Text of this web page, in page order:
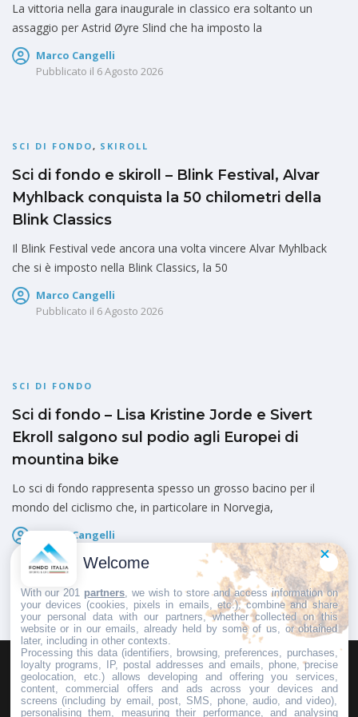
La vittoria nella gara inaugurale in classico era soltanto un
assaggio per Astrid Øyre Slind che ha imposto la
Marco Cangelli
Pubblicato il 6 Agosto 2026
SCI DI FONDO, SKIROLL
Sci di fondo e skiroll – Blink Festival, Alvar
Myhlback conquista la 50 chilometri della
Blink Classics
Il Blink Festival vede ancora una volta vincere Alvar Myhlback
che si è imposto nella Blink Classics, la 50
Marco Cangelli
Pubblicato il 6 Agosto 2026
SCI DI FONDO
Sci di fondo – Lisa Kristine Jorde e Sivert
Ekroll salgono sul podio agli Europei di
mountina bike
Lo sci di fondo rappresenta spesso un grosso bacino per il
mondo del ciclismo che, in particolare in Norvegia,
Marco Cangelli
Pubblicato il
HOMEPAGEREDAZIONEINVIA UN COMUNICATO STAMPA
PUBBLICITÀSCRIVI AL DIRETTORE
Welcome
With our 201 partners , we wish to store and access information on
your devices (cookies, pixels in emails, etc.), combine and share
your personal data with our partners, whether collected on this
website or in our emails, already held by some of us, or obtained
later, including in other contexts.
Processing this data (identifiers, browsing, preferences, purchases,
loyalty programs, IP, postal addresses and emails, phone, precise
geolocation, etc.) allows developing and offering you services,
content, commercial offers and ads across your devices and
screens (including by email, post, SMS, phone, audio, and video),
personalising them, measuring their performance, and analysing